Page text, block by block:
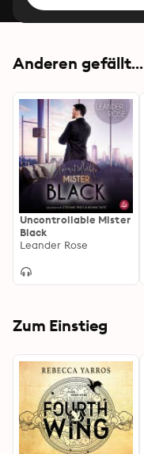
Anderen gefällt...
Uncontrollable Mister
Black
Leander Rose
Zum Einstieg